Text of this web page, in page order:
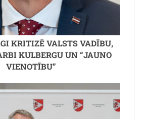
KRITIZĒ VALSTS VADĪBU,
KULBERGU UN “JAUNO
VIENOTĪBU”